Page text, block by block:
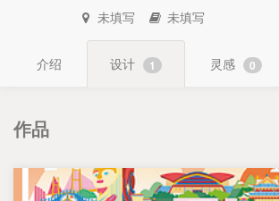
未填写 未填写
介绍 设计 1 灵感 0
作品